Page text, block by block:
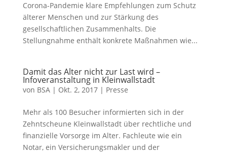
Corona-Pandemie klare Empfehlungen zum Schutz
älterer Menschen und zur Stärkung des
gesellschaftlichen Zusammenhalts. Die
Stellungnahme enthält konkrete Maßnahmen wie...
Damit das Alter nicht zur Last wird –
Infoveranstaltung in Kleinwallstadt
von BSA| Okt. 2, 2017| Presse
Mehr als 100 Besucher informierten sich in der
Zehntscheune Kleinwallstadt über rechtliche und
finanzielle Vorsorge im Alter. Fachleute wie ein
Notar, ein Versicherungsmakler und der